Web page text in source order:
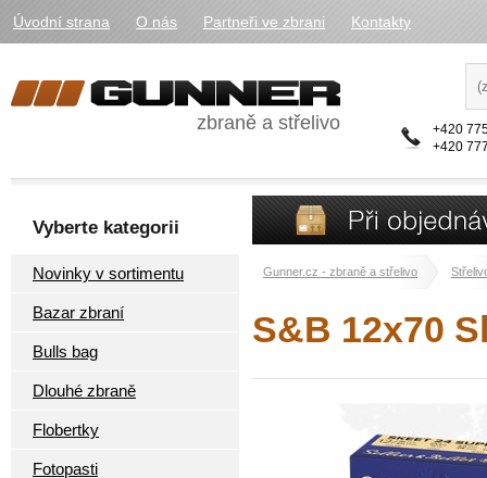
Úvodní strana O nás Partneři ve zbrani Kontakty
zbraně a střelivo
+420
+420
Vyberte kategorii
Novinky v sortimentu
Bazar zbraní
Bulls bag
Dlouhé zbraně
Flobertky
Fotopasti
Gunner.cz - zbraně a střelivo
S&B 12x70